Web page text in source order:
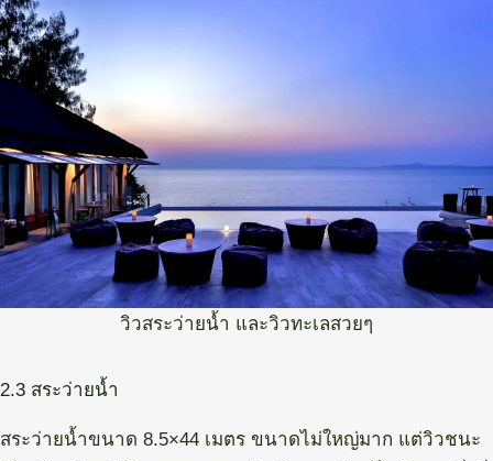
วิวสระว่ายน้ำ และวิวทะเลสวยๆ
2.3 สระว่ายน้ำ
สระว่ายน้ำขนาด 8.5×44 เมตร ขนาดไม่ใหญ่มาก แต่วิวชนะ